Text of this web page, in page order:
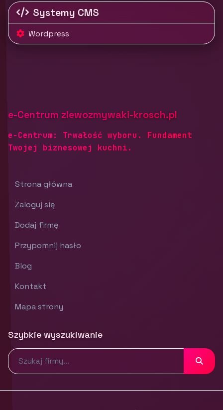
Systemy CMS
Wordpress
e-Centrum zlewozmywaki-krosch.pl
e-Centrum: Trwałość wyboru. Fundament
Twojej biznesowej kuchni.
Strona główna
Zaloguj się
Dodaj firmę
Przypomnij hasło
Blog
Kontakt
Mapa strony
Szybkie wyszukiwanie